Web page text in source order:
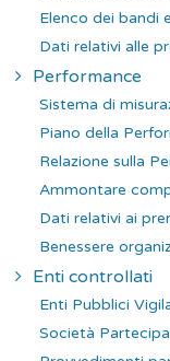
Elenco dei bandi
Dati relativi alle
Performance
Sistema di
Piano della
Relazione sulla
Ammontare
Dati relativi ai
Benessere
Enti controllati
Enti Pubblici
Società